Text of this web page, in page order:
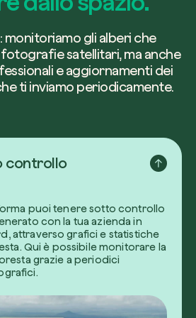
monitoriamo gli alberi che
satellitari, ma anche
e aggiornamenti dei
ti inviamo periodicamente.
controllo
puoi tenere sotto controllo
con la tua azienda in
attraverso grafici e statistiche
Qui è possibile monitorare la
grazie a periodici